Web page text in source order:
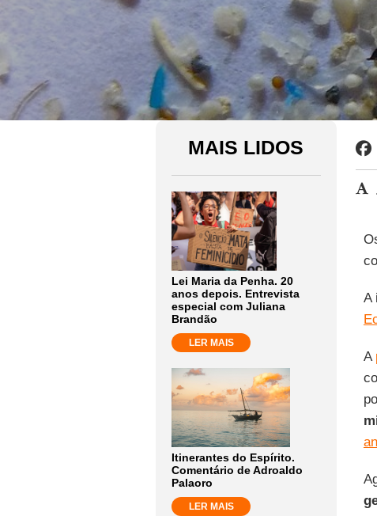
MAIS LIDOS
Lei Maria da Penha. 20
anos depois. Entrevista
especial com Juliana
Brandão
LER MAIS
Itinerantes do Espírito.
Comentário de Adroaldo
Palaoro
LER MAIS
A
A